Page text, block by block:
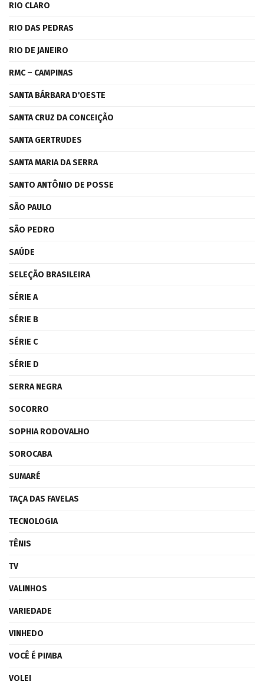
RIO CLARO
RIO DAS PEDRAS
RIO DE JANEIRO
RMC – CAMPINAS
SANTA BÁRBARA D'OESTE
SANTA CRUZ DA CONCEIÇÃO
SANTA GERTRUDES
SANTA MARIA DA SERRA
SANTO ANTÔNIO DE POSSE
SÃO PAULO
SÃO PEDRO
SAÚDE
SELEÇÃO BRASILEIRA
SÉRIE A
SÉRIE B
SÉRIE C
SÉRIE D
SERRA NEGRA
SOCORRO
SOPHIA RODOVALHO
SOROCABA
SUMARÉ
TAÇA DAS FAVELAS
TECNOLOGIA
TÊNIS
TV
VALINHOS
VARIEDADE
VINHEDO
VOCÊ É PIMBA
VOLEI